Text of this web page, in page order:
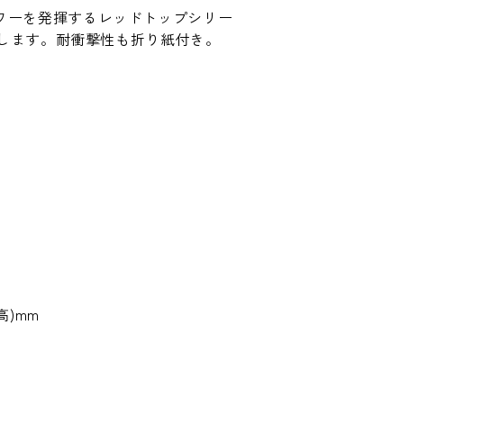
を発揮するレッドトップシリー
す。耐衝撃性も折り紙付き。
)mm